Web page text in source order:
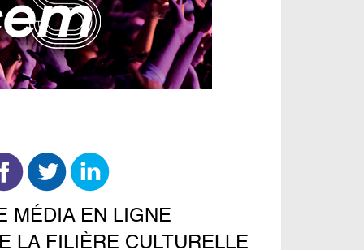
MÉDIA EN LIGNE
LA FILIÈRE CULTURELLE